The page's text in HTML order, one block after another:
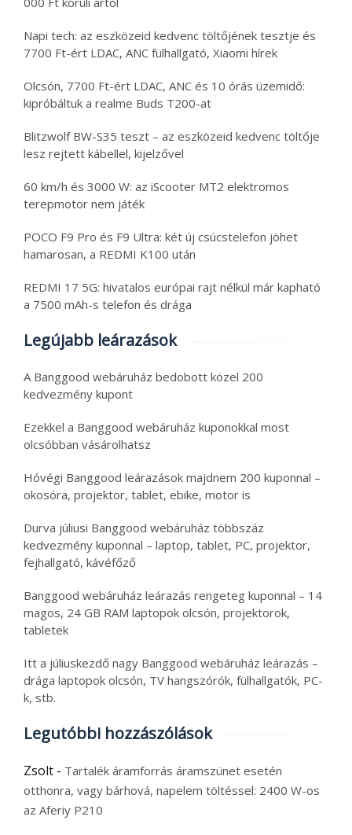
Napi tech: az eszközeid kedvenc töltőjének tesztje és
7700 Ft-ért LDAC, ANC fülhallgató, Xiaomi hírek
Olcsón, 7700 Ft-ért LDAC, ANC és 10 órás üzemidő:
kipróbáltuk a realme Buds T200-at
Blitzwolf BW-S35 teszt – az eszközeid kedvenc töltője
lesz rejtett kábellel, kijelzővel
60 km/h és 3000 W: az iScooter MT2 elektromos
terepmotor nem játék
POCO F9 Pro és F9 Ultra: két új csúcstelefon jöhet
hamarosan, a REDMI K100 után
REDMI 17 5G: hivatalos európai rajt nélkül már kapható
a 7500 mAh-s telefon és drága
Legújabb leárazások
A Banggood webáruház bedobott közel 200
kedvezmény kupont
Ezekkel a Banggood webáruház kuponokkal most
olcsóbban vásárolhatsz
Hóvégi Banggood leárazások majdnem 200 kuponnal –
okosóra, projektor, tablet, ebike, motor is
Durva júliusi Banggood webáruház többszáz
kedvezmény kuponnal – laptop, tablet, PC, projektor,
fejhallgató, kávéfőző
Banggood webáruház leárazás rengeteg kuponnal – 14
magos, 24 GB RAM laptopok olcsón, projektorok,
tabletek
Itt a júliuskezdő nagy Banggood webáruház leárazás –
drága laptopok olcsón, TV hangszórók, fülhallgatók, PC-
k, stb.
Legutóbbi hozzászólások
Zsolt - Tartalék áramforrás áramszünet esetén
otthonra, vagy bárhová, napelem töltéssel: 2400 W-os
az Aferiy P210